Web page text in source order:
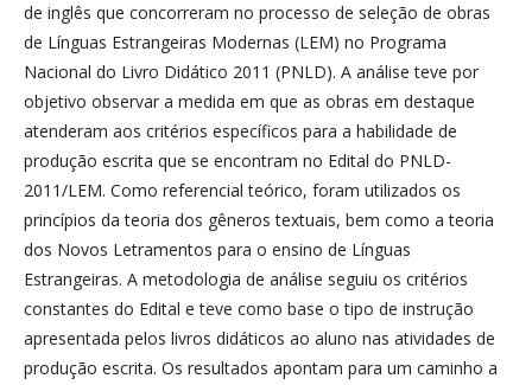
de inglês que concorreram no processo de seleção de obras
de Línguas Estrangeiras Modernas (LEM) no Programa
Nacional do Livro Didático 2011 (PNLD). A análise teve por
objetivo observar a medida em que as obras em destaque
atenderam aos critérios específicos para a habilidade de
produção escrita que se encontram no Edital do PNLD-
2011/LEM. Como referencial teórico, foram utilizados os
princípios da teoria dos gêneros textuais, bem como a teoria
dos Novos Letramentos para o ensino de Línguas
Estrangeiras. A metodologia de análise seguiu os critérios
constantes do Edital e teve como base o tipo de instrução
apresentada pelos livros didáticos ao aluno nas atividades de
produção escrita. Os resultados apontam para um caminho a